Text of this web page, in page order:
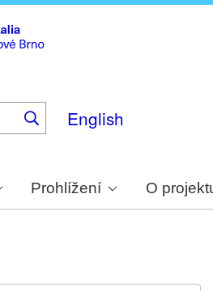
English
Prohlížení O